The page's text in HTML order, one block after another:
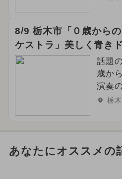
8/9 栃木市「０歳から
ケストラ」美しく青き
話題
歳か
演奏
栃
あなたにオススメの